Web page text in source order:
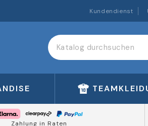
Kundendienst
Zahlung in Raten